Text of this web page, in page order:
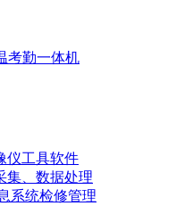
考勤一体机
仪工具软件
集、数据处理
系统检修管理